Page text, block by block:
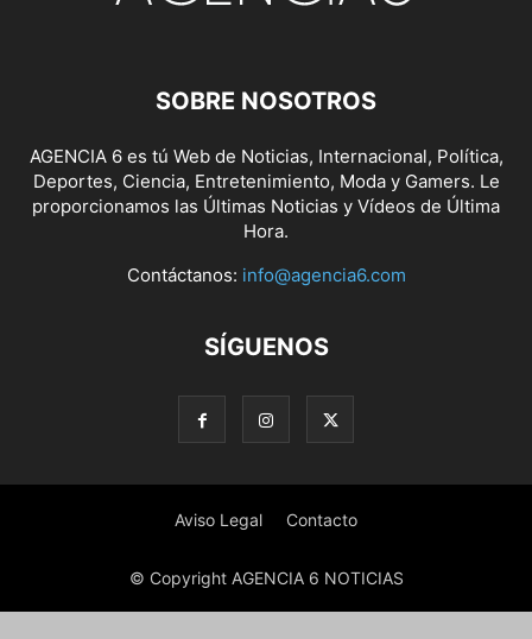
SOBRE NOSOTROS
AGENCIA 6 es tú Web de Noticias, Internacional, Política,
Deportes, Ciencia, Entretenimiento, Moda y Gamers. Le
proporcionamos las Últimas Noticias y Vídeos de Última
Hora.
Contáctanos: info@agencia6.com
SÍGUENOS
Aviso Legal Contacto
© Copyright AGENCIA 6 NOTICIAS